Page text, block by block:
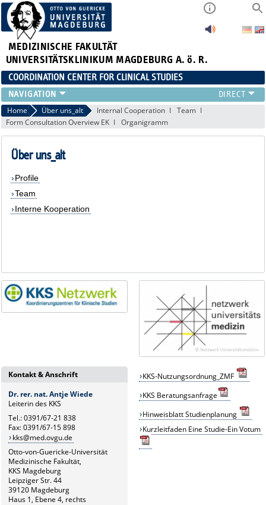
MEDIZINISCHE FAKULTÄT
UNIVERSITÄTSKLINIKUM MAGDEBURG A. ö. R.
COORDINATION CENTER FOR CLINICAL STUDIES
PROFILE
ÜBER UNS_ALT
RANGE OF SERVICES
CURRENT
Home Über uns_alt Internal Cooperation
Team
Form Consultation Overview EK
Organigramm
Über uns_alt
Profile
Team
Interne Kooperation
Kontakt & Anschrift
Dr. rer. nat. Antje Wiede
Leiterin des KKS
Tel.: 0391/67-21 838
Fax: 0391/67-15 898
kks@med.ovgu.de
Otto-von-Guericke-Universität
Medizinische Fakultät,
KKS Magdeburg
Leipziger Str. 44
39120 Magdeburg
Haus 1, Ebene 4, rechts
KKS-Nutzungsordnung_ZMF
KKS Beratungsanfrage
Hinweisblatt Studienplanung
Kurzleitfaden Eine Studie-Ein Votum